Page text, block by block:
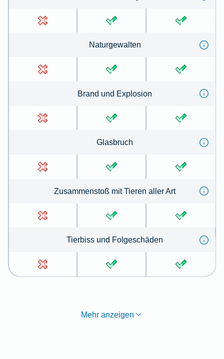
Na­tur­ge­wal­ten
Brand und Ex­plo­sion
Glas­bruch
Zu­sammen­stoß mit Tie­ren aller Art
Tier­biss und Folge­schä­den
Mehr anzeigen